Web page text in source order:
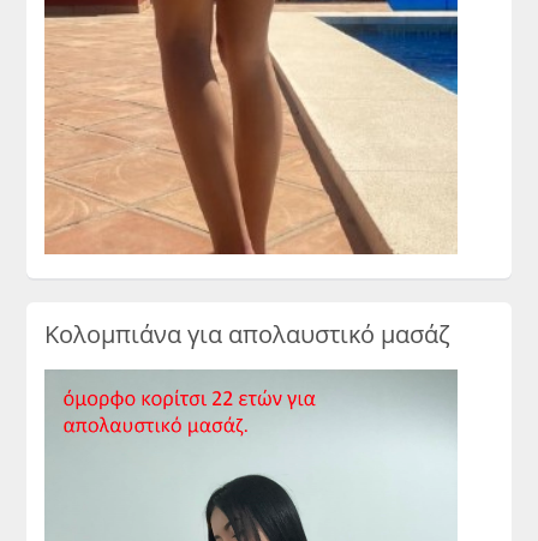
Κολομπιάνα για απολαυστικό μασάζ